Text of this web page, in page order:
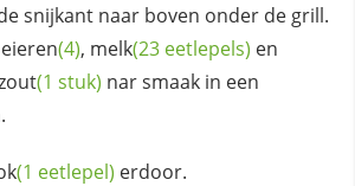
snijkant naar boven onder de grill.
eieren(4), melk(23 eetlepels) en
(1 stuk) nar smaak in een
(1 eetlepel) erdoor.